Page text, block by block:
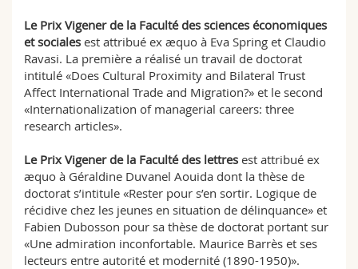
Le Prix Vigener de la Faculté des sciences économiques
et sociales est attribué ex æquo à Eva Spring et Claudio
Ravasi. La première a réalisé un travail de doctorat
intitulé «Does Cultural Proximity and Bilateral Trust
Affect International Trade and Migration?» et le second
«Internationalization of managerial careers: three
research articles».
Le Prix Vigener de la Faculté des lettres est attribué ex
æquo à Géraldine Duvanel Aouida dont la thèse de
doctorat s’intitule «Rester pour s’en sortir. Logique de
récidive chez les jeunes en situation de délinquance» et
Fabien Dubosson pour sa thèse de doctorat portant sur
«Une admiration inconfortable. Maurice Barrès et ses
lecteurs entre autorité et modernité (1890-1950)».